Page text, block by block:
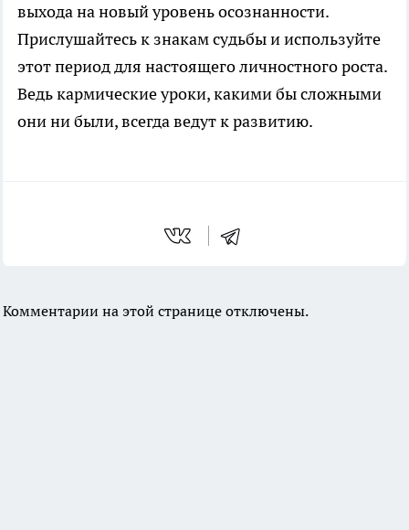
выхода на новый уровень осознанности.
Прислушайтесь к знакам судьбы и используйте
этот период для настоящего личностного роста.
Ведь кармические уроки, какими бы сложными
они ни были, всегда ведут к развитию.
Комментарии на этой странице отключены.